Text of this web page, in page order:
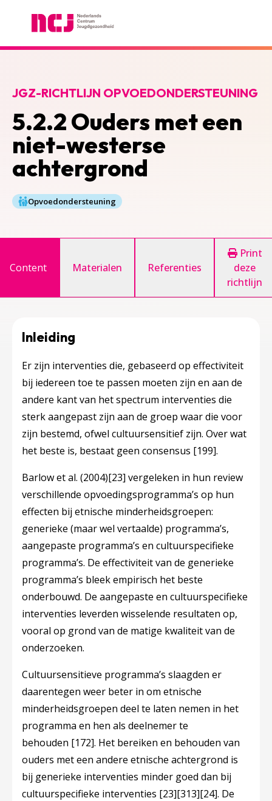
5.2.2 Ouders met een
niet-westerse
achtergrond
JGZ-RICHTLIJN OPVOEDONDERSTEUNING
Opvoedondersteuning
Content Materialen Referenties
Print
deze
richtlijn
Inleiding
Er zijn interventies die, gebaseerd op effectiviteit
bij iedereen toe te passen moeten zijn en aan de
andere kant van het spectrum interventies die
sterk aangepast zijn aan de groep waar die voor
zijn bestemd, ofwel cultuursensitief zijn. Over wat
het beste is, bestaat geen consensus [199].
Barlow et al. (2004)[23] vergeleken in hun review
verschillende opvoedingsprogramma’s op hun
effecten bij etnische minderheidsgroepen:
generieke (maar wel vertaalde) programma’s,
aangepaste programma’s en cultuurspecifieke
programma’s. De effectiviteit van de generieke
programma’s bleek empirisch het beste
onderbouwd. De aangepaste en cultuurspecifieke
interventies leverden wisselende resultaten op,
vooral op grond van de matige kwaliteit van de
onderzoeken.
Cultuursensitieve programma’s slaagden er
daarentegen weer beter in om etnische
minderheidsgroepen deel te laten nemen in het
programma en hen als deelnemer te
behouden [172]. Het bereiken en behouden van
ouders met een andere etnische achtergrond is
bij generieke interventies minder goed dan bij
cultuurspecifieke interventies [23][313][24]. De